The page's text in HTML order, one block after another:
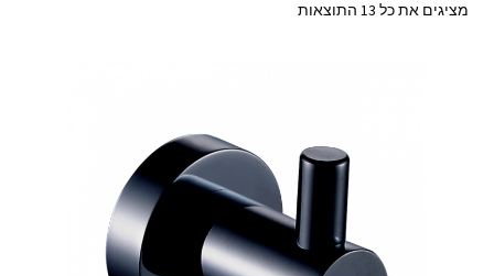
מציגים את כל ⁦13⁩ התוצאות
ממוין